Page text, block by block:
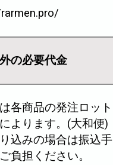
の必要代金
各商品の発注ロット
よります。(大和便)
込みの場合は振込手
負担ください。